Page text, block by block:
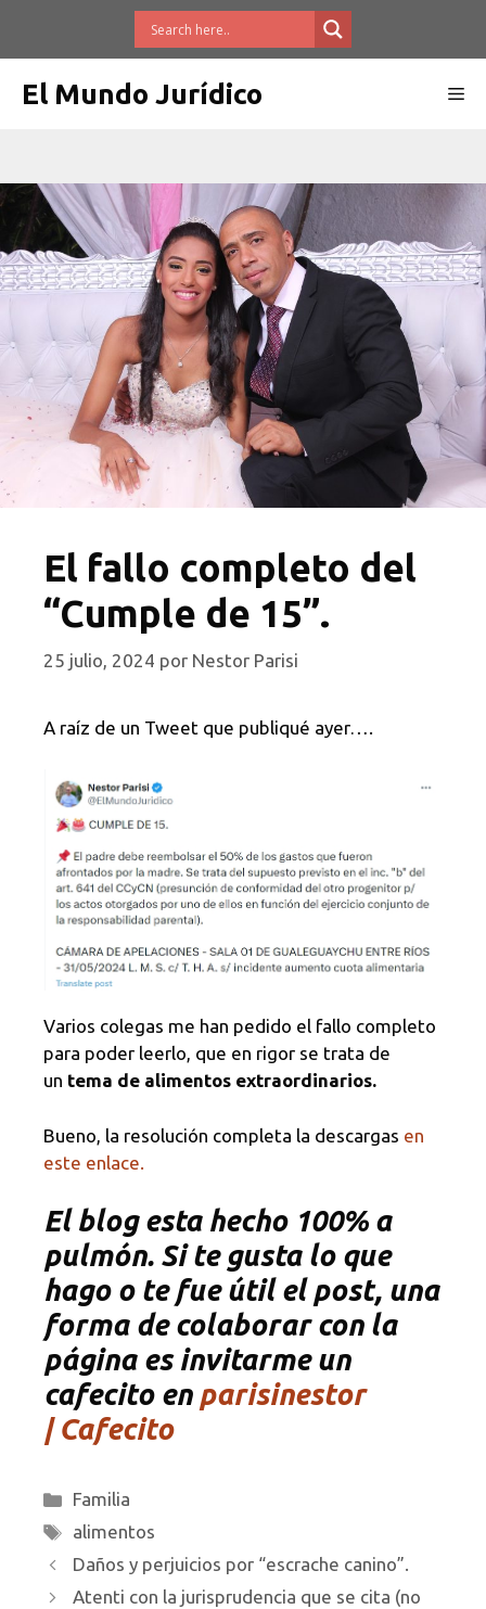
El Mundo Jurídico
El fallo completo del
“Cumple de 15”.
25 julio, 2024 por Nestor Parisi
A raíz de un Tweet que publiqué ayer….
Varios colegas me han pedido el fallo completo
para poder leerlo, que en rigor se trata de
un tema de alimentos extraordinarios.
Bueno, la resolución completa la descargas en
este enlace.
El blog esta hecho 100% a
pulmón. Si te gusta lo que
hago o te fue útil el post, una
forma de colaborar con la
página es invitarme un
cafecito en parisinestor
| Cafecito
Categorías
Familia
Etiquetas
alimentos
Daños y perjuicios por “escrache canino”.
Atenti con la jurisprudencia que se cita (no